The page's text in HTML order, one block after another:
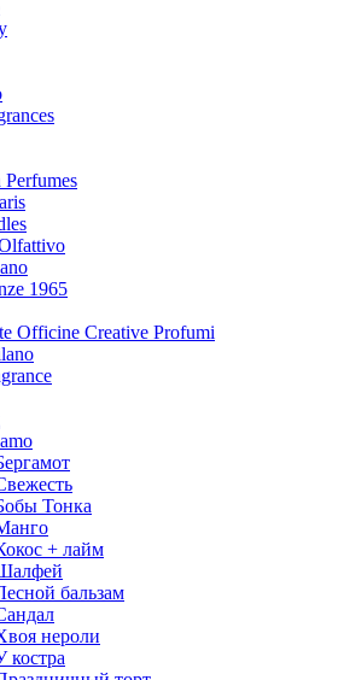
Perfumes
1965
Officine Creative Profumi
Тонка
+ лайм
бальзам
нероли